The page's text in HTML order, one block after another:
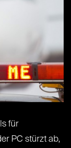
für
PC stürzt ab,